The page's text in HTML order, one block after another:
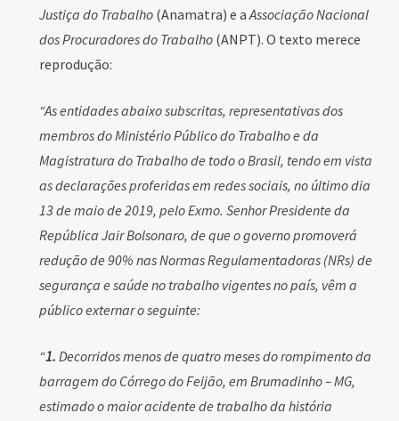
Justiça do Trabalho (Anamatra) e aAssociação Nacional
dos Procuradores do Trabalho (ANPT). O texto merece
reprodução:
“As entidades abaixo subscritas, representativas dos
membros do Ministério Público do Trabalho e da
Magistratura do Trabalho de todo o Brasil, tendo em vista
as declarações proferidas em redes sociais, no último dia
13 de maio de 2019, pelo Exmo. Senhor Presidente da
República Jair Bolsonaro, de que o governo promoverá
redução de 90% nas Normas Regulamentadoras (NRs) de
segurança e saúde no trabalho vigentes no país, vêm a
público externar o seguinte:
“1. Decorridos menos de quatro meses do rompimento da
barragem do Córrego do Feijão, em Brumadinho – MG,
estimado o maior acidente de trabalho da história